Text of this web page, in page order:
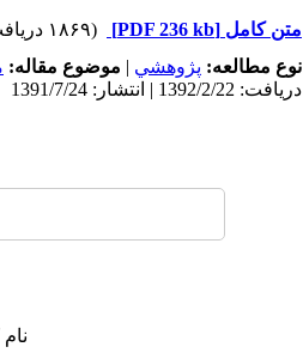
متن کامل [PDF 236 kb]
(۱۸۶۹ دریافت)
نوع مطالعه: پژوهشي | موضوع مقاله:
دریافت: 1392/2/22 | انتشار: 1391/7/24